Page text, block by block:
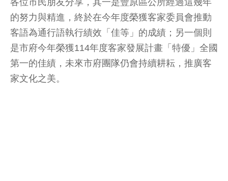
各位市民朋友分享，其一是豐原區公所經過這幾年
的努力與精進，終於在今年度榮獲客家委員會推動
客語為通行語執行績效「佳等」的成績；另一個則
是市府今年榮獲114年度客家發展計畫「特優」全國
第一的佳績，未來市府團隊仍會持續耕耘，推廣客
家文化之美。